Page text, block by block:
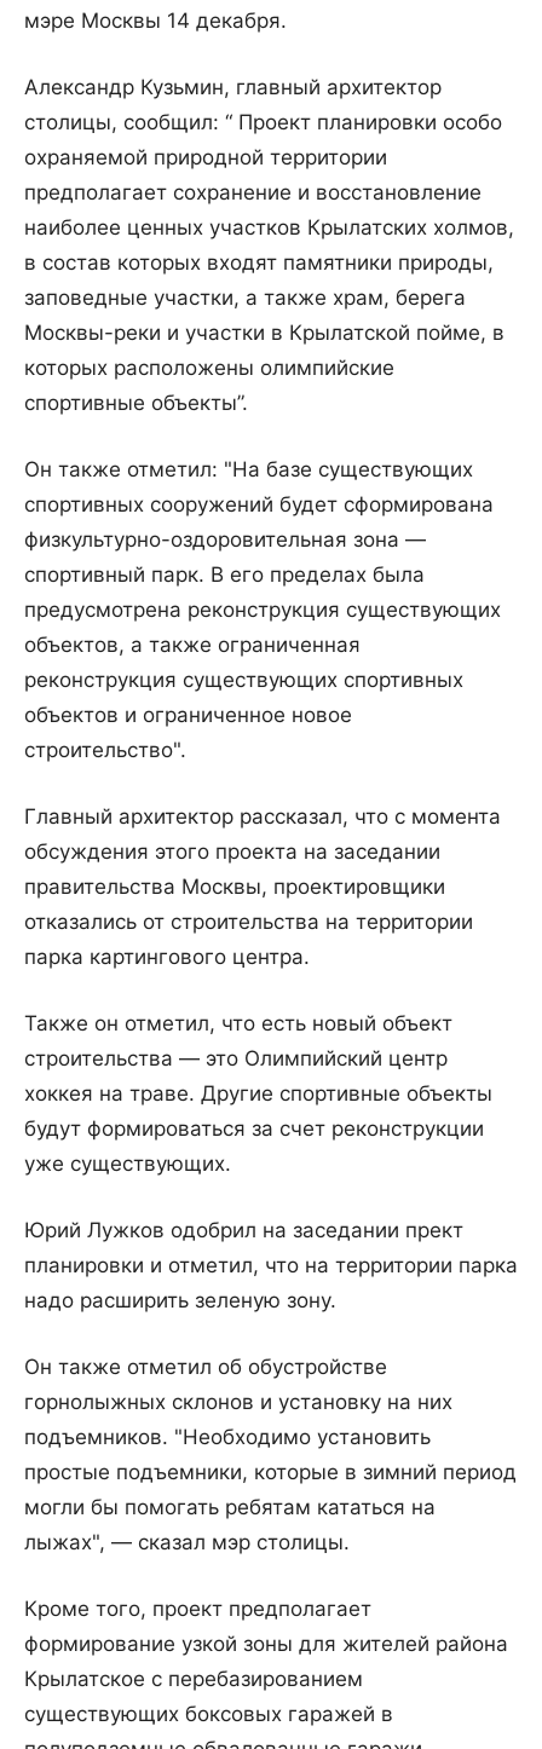
мэре Москвы 14 декабря.
Александр Кузьмин, главный архитектор
столицы, сообщил: “ Проект планировки особо
охраняемой природной территории
предполагает сохранение и восстановление
наиболее ценных участков Крылатских холмов,
в состав которых входят памятники природы,
заповедные участки, а также храм, берега
Москвы-реки и участки в Крылатской пойме, в
которых расположены олимпийские
спортивные объекты”.
Он также отметил: "На базе существующих
спортивных сооружений будет сформирована
физкультурно-оздоровительная зона —
спортивный парк. В его пределах была
предусмотрена реконструкция существующих
объектов, а также ограниченная
реконструкция существующих спортивных
объектов и ограниченное новое
строительство".
Главный архитектор рассказал, что с момента
обсуждения этого проекта на заседании
правительства Москвы, проектировщики
отказались от строительства на территории
парка картингового центра.
Также он отметил, что есть новый объект
строительства — это Олимпийский центр
хоккея на траве. Другие спортивные объекты
будут формироваться за счет реконструкции
уже существующих.
Юрий Лужков одобрил на заседании прект
планировки и отметил, что на территории парка
надо расширить зеленую зону.
Он также отметил об обустройстве
горнолыжных склонов и установку на них
подъемников. "Необходимо установить
простые подъемники, которые в зимний период
могли бы помогать ребятам кататься на
лыжах", — сказал мэр столицы.
Кроме того, проект предполагает
формирование узкой зоны для жителей района
Крылатское с перебазированием
существующих боксовых гаражей в